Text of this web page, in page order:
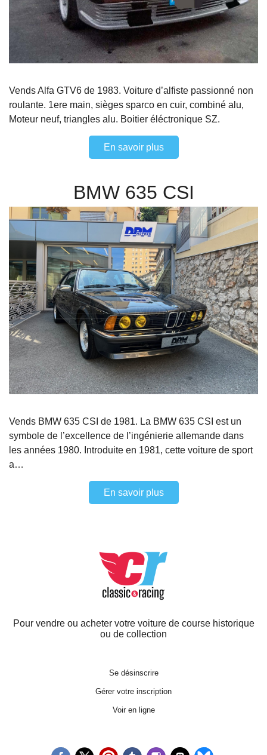
Vends Alfa GTV6 de 1983. Voiture d’alfiste passionné non
roulante. 1ere main, sièges sparco en cuir, combiné alu,
Moteur neuf, triangles alu. Boitier éléctronique SZ.
En savoir plus
BMW 635 CSI
Vends BMW 635 CSI de 1981. La BMW 635 CSI est un
symbole de l’excellence de l’ingénierie allemande dans
les années 1980. Introduite en 1981, cette voiture de sport
a…
En savoir plus
Pour vendre ou acheter votre voiture de course historique
ou de collection
Se désinscrire
Gérer votre inscription
Voir en ligne